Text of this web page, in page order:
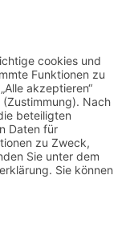
sulzbach-